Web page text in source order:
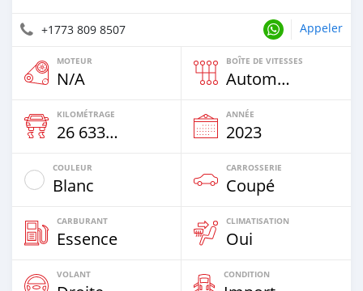
+1773 809 8507 Appeler
MOTEUR
N/A
BOÎTE DE VITESSES
Automatique
KILOMÉTRAGE
26 633 Km
ANNÉE
2023
COULEUR
Blanc
CARROSSERIE
Coupé
CARBURANT
Essence
CLIMATISATION
Oui
VOLANT CONDITION